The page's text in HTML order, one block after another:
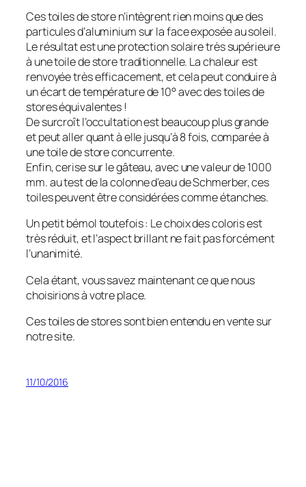
Ces toiles de store n’intègrent rien moins que des
particules d’aluminium sur la face exposée au soleil.
Le résultat est une protection solaire très supérieure
à une toile de store traditionnelle. La chaleur est
renvoyée très efficacement, et cela peut conduire à
un écart de température de 10° avec des toiles de
stores équivalentes !
De surcroît l’occultation est beaucoup plus grande
et peut aller quant à elle jusqu’à 8 fois, comparée à
une toile de store concurrente.
Enfin, cerise sur le gâteau, avec une valeur de 1000
mm. au test de la colonne d’eau de Schmerber, ces
toiles peuvent être considérées comme étanches.
Un petit bémol toutefois : Le choix des coloris est
très réduit, et l’aspect brillant ne fait pas forcément
l’unanimité.
Cela étant, vous savez maintenant ce que nous
choisirions à votre place.
Ces toiles de stores sont bien entendu en vente sur
notre site.
11/10/2016